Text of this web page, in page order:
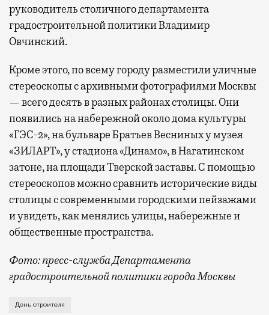
руководитель столичного департамента
градостроительной политики Владимир
Овчинский.
Кроме этого, по всему городу разместили уличные
стереоскопы с архивными фотографиями Москвы
— всего десять в разных районах столицы. Они
появились на набережной около дома культуры
«ГЭС-2», на бульваре Братьев Весниных у музея
«ЗИЛАРТ», у стадиона «Динамо», в Нагатинском
затоне, на площади Тверской заставы. С помощью
стереоскопов можно сравнить исторические виды
столицы с современными городскими пейзажами
и увидеть, как менялись улицы, набережные и
общественные пространства.
Фото: пресс-служба Департамента
градостроительной политики города Москвы
В этом году профессиональный праздник День
День строителя